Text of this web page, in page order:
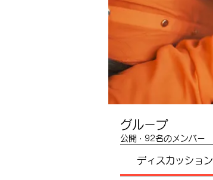
グループ
公開 · 92名のメンバー
ディスカッション